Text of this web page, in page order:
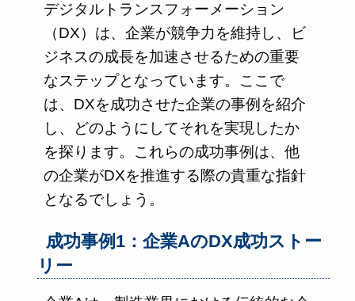
デジタルトランスフォーメーション
（DX）は、企業が競争力を維持し、ビ
ジネスの成長を加速させるための重要
なステップとなっています。ここで
は、DXを成功させた企業の事例を紹介
し、どのようにしてそれを実現したか
を探ります。これらの成功事例は、他
の企業がDXを推進する際の貴重な指針
となるでしょう。
成功事例1：企業AのDX成功ストー
リー